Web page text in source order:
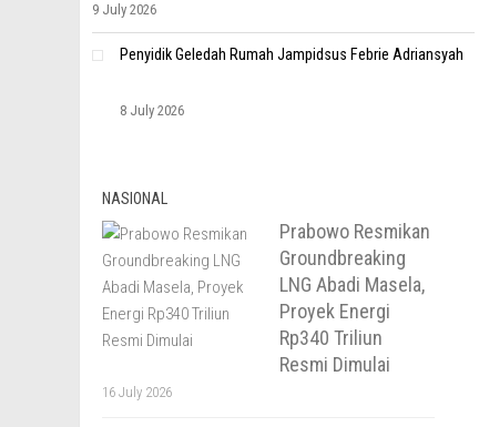
9 July 2026
Penyidik Geledah Rumah Jampidsus Febrie Adriansyah
8 July 2026
NASIONAL
Prabowo Resmikan
Groundbreaking
LNG Abadi Masela,
Proyek Energi
Rp340 Triliun
Resmi Dimulai
16 July 2026